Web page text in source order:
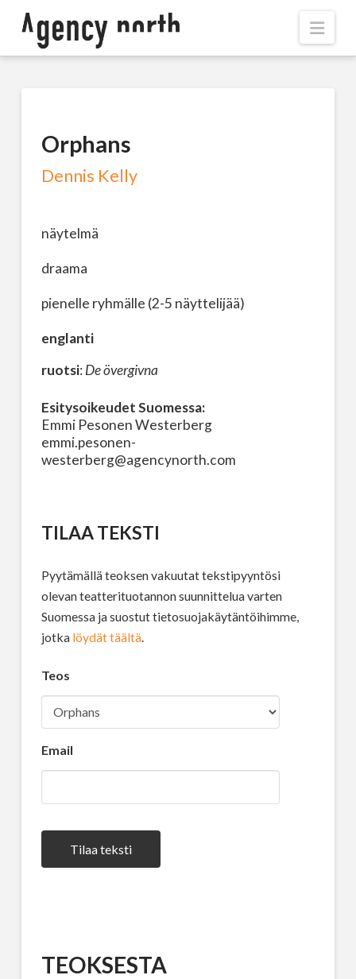
Orphans
Dennis Kelly
näytelmä
draama
pienelle ryhmälle (2-5 näyttelijää)
englanti
ruotsi:De övergivna
Esitysoikeudet Suomessa:
Emmi Pesonen Westerberg
emmi.pesonen-
westerberg@agencynorth.com
TILAA TEKSTI
Pyytämällä teoksen vakuutat tekstipyyntösi
olevan teatterituotannon suunnittelua varten
Suomessa ja suostut tietosuojakäytäntöihimme,
jotka löydät täältä.
Teos
Email
Tilaa teksti
TEOKSESTA